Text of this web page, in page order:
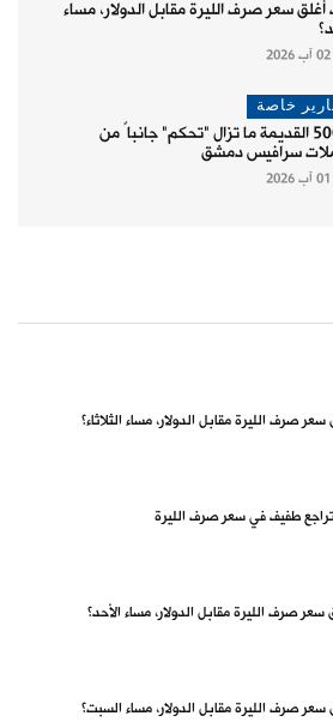
سعر صرف الليرة مقابل الدولار، مساء
02 آب 2026
خاصة
الـ 500 القديمة ما تزال "تحكم" جانباً من
سرافيس دمشق
01 آب 2026
صرف الليرة مقابل الدولار، مساء الثلاثاء؟
تراجع طفيف في سعر صرف الليرة
صرف الليرة مقابل الدولار، مساء الأحد؟
صرف الليرة مقابل الدولار، مساء السبت؟